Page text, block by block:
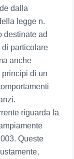
dalla
legge n.
destinate ad
di particolare
anche
di un
riguarda la
Queste